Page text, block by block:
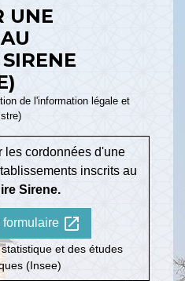
UNE
de l'information légale et
les cordonnées d'une
inscrits au
Sirene.
open_in_new
et des études
(Insee)